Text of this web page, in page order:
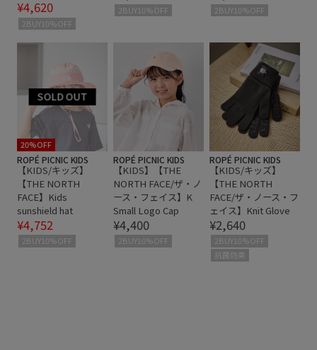
¥4,620
2BUY10%OFF
2BUY10%OFF 2BUY10%OFF
20%OFF
ROPÉ PICNIC KIDS
【KIDS/キッズ】
【THE NORTH
FACE】Kids
sunshield hat
¥4,752
2BUY10%OFF
ROPÉ PICNIC KIDS
【KIDS】【THE
NORTH FACE/ザ・ノ
ース・フェイス】K
Small Logo Cap
¥4,400
2BUY10%OFF
ROPÉ PICNIC KIDS
【KIDS/キッズ】
【THE NORTH
FACE/ザ・ノース・フ
ェイス】Knit Glove
¥2,640
2BUY10%OFF
抗菌防臭